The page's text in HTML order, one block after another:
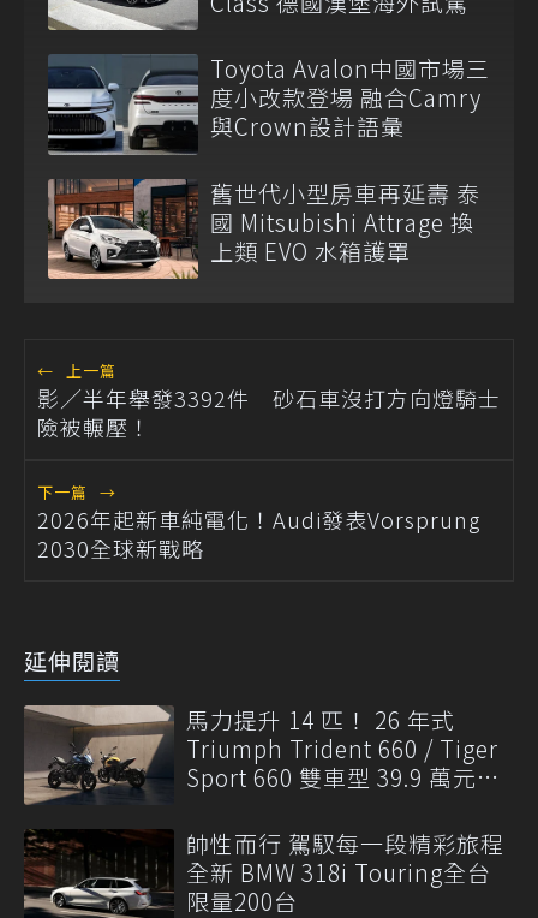
Toyota Avalon中國市場三
度小改款登場 融合Camry
與Crown設計語彙
舊世代小型房車再延壽 泰
國 Mitsubishi Attrage 換
上類 EVO 水箱護罩
← 上一篇
影／半年舉發3392件 砂石車沒打方向燈騎士
險被輾壓！
下一篇 →
2026年起新車純電化！Audi發表Vorsprung
2030全球新戰略
延伸閱讀
馬力提升 14 匹！ 26 年式
Triumph Trident 660 / Tiger
Sport 660 雙車型 39.9 萬元起
帥性而行 駕馭每一段精彩旅程
全新 BMW 318i Touring全台
限量200台